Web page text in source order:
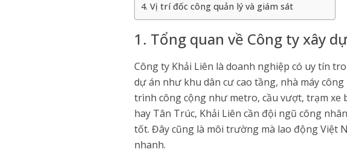
4. Vị trí đốc công quản lý và giám sát
1. Tổng quan về Công ty xây
Công ty Khải Liên là doanh nghiệp có uy tín
dự án như khu dân cư cao tầng, nhà máy
trình công cộng như metro, cầu vượt, trạm
hay Tân Trúc, Khải Liên cần đội ngũ công
tốt. Đây cũng là môi trường mà lao động Việt
nhanh.